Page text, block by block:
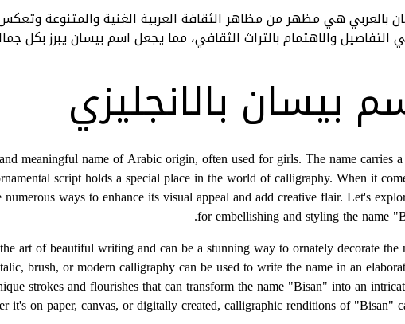
بالعربي هي مظهر من مظاهر الثقافة العربية الغنية والمتنوعة
والاهتمام بالتراث الثقافي، مما يجعل اسم بيسان يبرز بكل
بيسان بالانجليزي
meaningful name of Arabic origin, often used for girls. The name carries
script holds a special place in the world of calligraphy. When it
ways to enhance its visual appeal and add creative flair. Let's
for embellishing and styling the name
the art of beautiful writing and can be a stunning way to ornately decorate
brush, or modern calligraphy can be used to write the name in an
strokes and flourishes that can transform the name "Bisan" into an
it's on paper, canvas, or digitally created, calligraphic renditions of "Bisan"